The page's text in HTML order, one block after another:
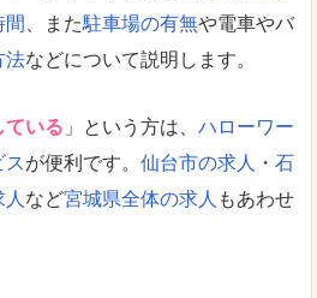
間 、また駐車場の有無や電車やバ
法などについて説明します。
ている 」という方は、 ハローワー
スが便利です。 仙台市の求人 ・ 石
など宮城県全体の求人 もあわせ